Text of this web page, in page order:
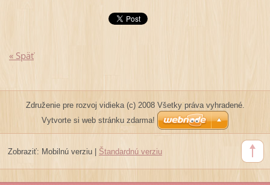
« Späť
Združenie pre rozvoj vidieka (c) 2008 Všetky práva vyhradené.
Vytvorte si web stránku zdarma!
Zobraziť: Mobilnú verziu| Štandardnú verziu